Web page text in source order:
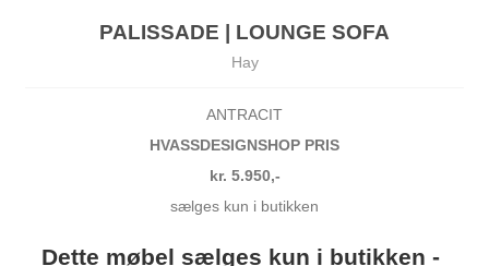
PALISSADE | LOUNGE SOFA
Hay
ANTRACIT
HVASSDESIGNSHOP PRIS
kr. 5.950,-
sælges kun i butikken
Dette møbel sælges kun i butikken -